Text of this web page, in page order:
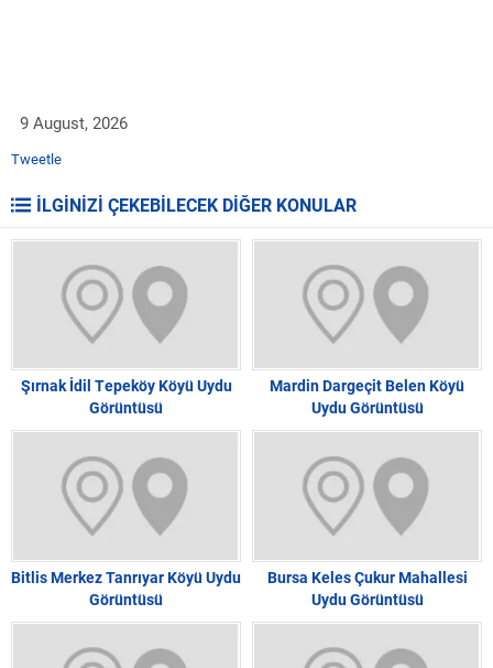
9 August, 2026
Tweetle
İLGİNİZİ ÇEKEBİLECEK DİĞER KONULAR
Şırnak İdil Tepeköy Köyü Uydu
Görüntüsü
Mardin Dargeçit Belen Köyü
Uydu Görüntüsü
Bitlis Merkez Tanrıyar Köyü Uydu
Görüntüsü
Bursa Keles Çukur Mahallesi
Uydu Görüntüsü